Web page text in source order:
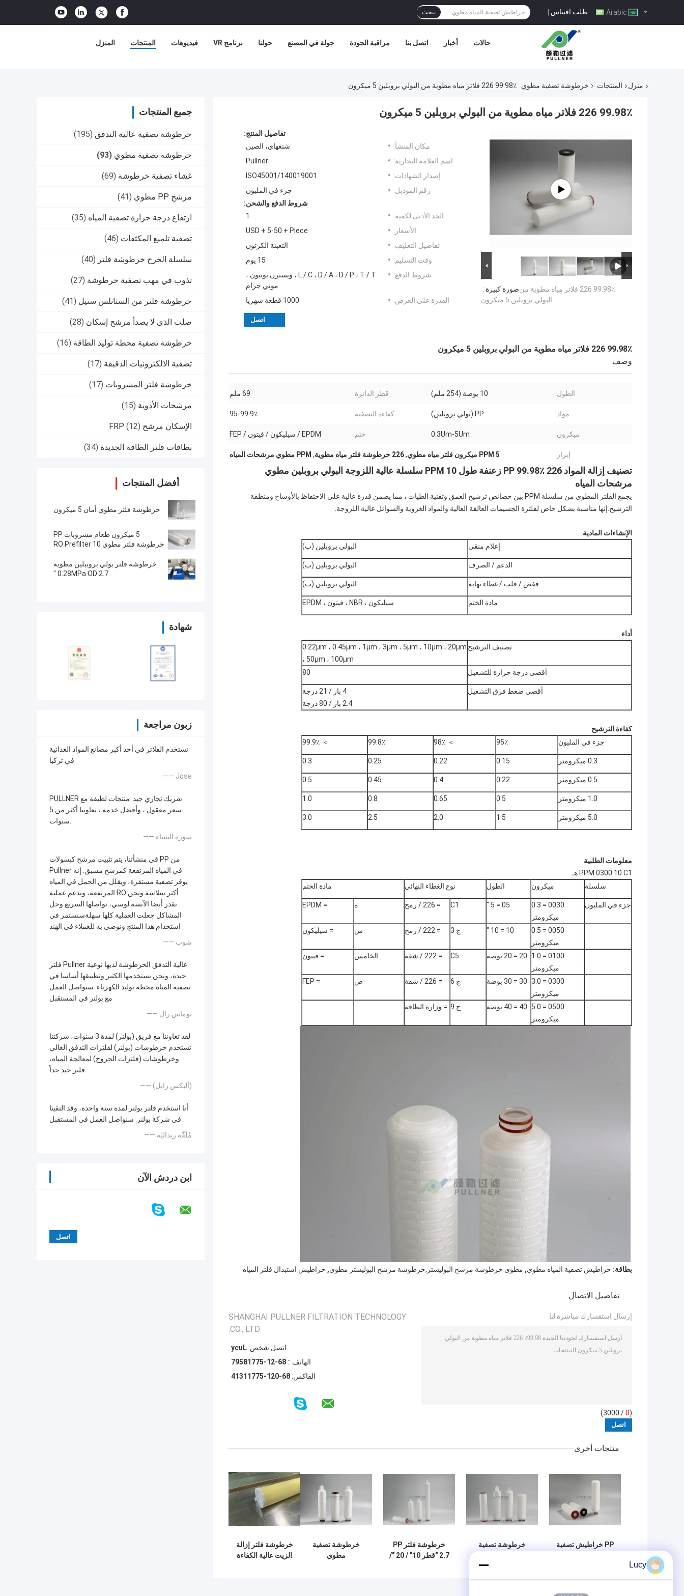
طلب اقتباس | يبحث
المنزل المنتجات فيديوهات برنامج VR حولنا جولة في المصنع مراقبة الجودة اتصل بنا أخبار حالات
منزل المنتجات خرطوشة تصفية مطوي 99.98٪ 226 فلاتر مياه مطوية من البولي بروبلين 5 ميكرون
جميع المنتجات
خرطوشة تصفية عالية التدفق (195)
خرطوشة تصفية مطوي (93)
غشاء تصفية خرطوشة (69)
مرشح PP مطوي (41)
ارتفاع درجة حرارة تصفية المياه (35)
تصفية تلميع المكثفات (46)
سلسلة الجرح خرطوشة فلتر (40)
تذوب في مهب تصفية خرطوشة (27)
خرطوشة فلتر من الستانلس ستيل (41)
صلب الذى لا يصدأ مرشح إسكان (28)
خرطوشة تصفية محطة توليد الطاقة (16)
تصفية الالكترونيات الدقيقة (17)
خرطوشة فلتر المشروبات (17)
مرشحات الأدوية (15)
الإسكان مرشح FRP (12)
بطاقات فلتر الطاقة الجديدة (34)
أفضل المنتجات
خرطوشة فلتر مطوي أمان 5 ميكرون
5 ميكرون طعام مشروبات PP
خرطوشة فلتر مطوي RO Prefilter 10
خرطوشة فلتر بولي بروبيلين مطوية
0.28MPa OD 2.7 "
شهادة
زبون مراجعة
نستخدم الفلاتر في أحد أكبر مصانع المواد الغذائية
في تركيا.
—— Jose
PULLNER شريك تجاري جيد. منتجات لطيفة مع
سعر معقول ، وأفضل خدمة ، تعاوننا أكثر من 5
سنوات.
—— سورة النساء
في منشأتنا، يتم تثبيت مرشح كبسولات PP من
Pullner في المياه المرتفعة كمرشح مسبق. إنه
يوفر تصفية مستقرة، ويقلل من الحمل في المياه
المرتفعة، ويدعم عملية RO أكثر سلاسة.ونحن
نقدر أيضا الآنسة لوسي، تواصلها السريع وحل
المشاكل جعلت العملية كلها سهلةسنستمر في
استخدام هذا المنتج ونوصي به للعملاء في الهند
—— شوب
فلتر Pullner عالية التدفق الخرطوشة لديها نوعية
جيدة، ونحن نستخدمها الكثير وتطبيقها أساسا في
تصفية المياه محطة توليد الكهرباء..سنواصل العمل
مع بولنر في المستقبل
—— توماس رال
لقد تعاوننا مع فريق (بولنر) لمدة 3 سنوات، شركتنا
تستخدم خرطوشات (بولنر) لفلترات التدفق العالي
وخرطوشات (فلترات الجروح) لمعالجة المياه،
فلتر جيد جداً.
—— (أليكس رايل)
أنا استخدم فلتر بولنر لمدة سنة واحدة، وقد التقينا
في شركة بولنر. سنواصل العمل في المستقبل
—— مُلَفّة ريداليّة
ابن دردش الآن
99.98٪ 226 فلاتر مياه مطوية من البولي بروبلين 5 ميكرون
صورة كبيرة :99.98٪ 226 فلاتر مياه مطوية من
البولي بروبلين 5 ميكرون
تفاصيل المنتج:
مكان المنشأ:
شنغهاي، الصين
اسم العلامة التجارية:
Pullner
إصدار الشهادات:
ISO45001/140019001
رقم الموديل:
جزء في المليون
شروط الدفع والشحن:
الحد الأدنى لكمية:
1
الأسعار:
USD + 5-50 + Piece
تفاصيل التغليف:
التعبئة الكرتون
وقت التسليم:
15 يوم
شروط الدفع:
L / C ، D / A ، D / P ، T / T ، ويسترن يونيون ،
موني جرام
القدرة على العرض:
1000 قطعة شهريا
اتصل
99.98٪ 226 فلاتر مياه مطوية من البولي بروبلين 5 ميكرون
وصف
الطول: 10 بوصة (254 ملم) قطر الدائرة: 69 ملم
مواد: PP (بولي بروبلين) كفاءة التصفية: 95-99.9٪
ميكرون: 0.3Um-5Um ختم: EPDM / سيليكون / فيتون / FEP
إبراز: PPM 5 ميكرون فلتر مياه مطوي ,226 خرطوشة فلتر مياه مطوية , PPM مطوي مرشحات المياه
تصنيف إزالة المواد PP 99.98٪ 226 زعنفة طول 10 PPM سلسلة عالية اللزوجة البولي بروبلين مطوي
مرشحات المياه
يجمع الفلتر المطوي من سلسلة PPM بين خصائص ترشيح العمق وتقنية الطيات ، مما يضمن قدرة عالية على الاحتفاظ بالأوساخ ومنطقة
الترشيح.إنها مناسبة بشكل خاص لفلترة الجسيمات العالقة العالية والمواد الغروية والسوائل عالية اللزوجة.
الإنشاءات المادية
إعلام منقى
البولي بروبلين (ب)
الدعم / الصرف البولي بروبلين (ب)
قفص / قلب / غطاء نهاية البولي بروبلين (ب)
مادة الختم سيليكون ، NBR ، فيتون ، EPDM
أداء
تصنيف الترشيح 0.22μm ، 0.45μm ، 1μm ، 3μm ، 5μm ، 10μm ، 20μm
، 50μm ، 100μm
أقصى درجة حرارة للتشغيل
80
أقصى ضغط فرق التشغيل
4 بار / 21 درجة
2.4 بار / 80 درجة
كفاءة الترشيح
جزء في المليون
95٪ ＞ 98٪ 99.8٪ ＞ 99.9٪
0.3 ميكرومتر 0.15
0.22
0.25
0.3
0.5 ميكرومتر 0.22
0.4
0.45
0.5
1.0 ميكرومتر 0.5
0.65
0.8
1.0
5.0 ميكرومتر 1.5
2.0
2.5
3.0
معلومات الطلبية
PPM 0300 10 C1 هـ
سلسلة
ميكرون الطول نوع الغطاء النهائي مادة الختم
جزء في المليون
0030 = 0.3
ميكرومتر
05 = 5 "
C1 = 226 / رمح ه = EPDM
0050 = 0.5
ميكرومتر
10 = 10 " ج 3 = 222 / رمح س = سيليكون
0100 = 1.0
ميكرومتر
20 = 20 بوصة C5 = 222 / شقة الخامس = فيتون
0300 = 3.0
ميكرومتر
30 = 30 بوصة ج 6 = 226 / شقة ص = FEP
0500 = 5.0
ميكرومتر
40 = 40 بوصة ج 9 = وزارة الطاقة
بطاقة: خراطيش تصفية المياه مطوي, مطوي خرطوشة مرشح البوليستر,خرطوشة مرشح البوليستر مطوي, خراطيش استبدال فلتر المياه
تفاصيل الاتصال
SHANGHAI PULLNER FILTRATION TECHNOLOGY
CO., LTD.
اتصل شخص: Lucy
الهاتف :: 86-21-57718597
الفاكس: 86-021-57711314
إرسال استفسارك مباشرة لنا
(
0
/ 3000)
منتجات أخرى
PP خراطيش تصفية
خرطوشة تصفية
خرطوشة فلتر PP
2.7 "قطر 10" / 20 "/
خرطوشة تصفية
مطوي
خرطوشة فلتر إزالة
الزيت عالية الكفاءة
Lucy